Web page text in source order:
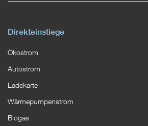
Direkteinstiege
Ökostrom
Autostrom
Ladekarte
Wärmepumpenstrom
Biogas